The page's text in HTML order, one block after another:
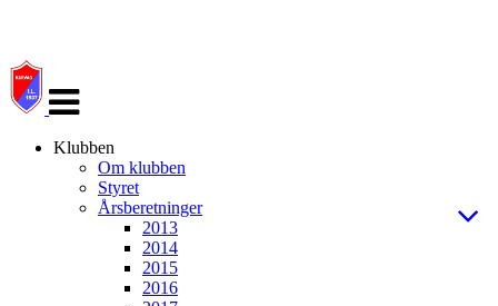
navigasjon
Klubben
Om klubben
Styret
Årsberetninger
2013
2014
2015
2016